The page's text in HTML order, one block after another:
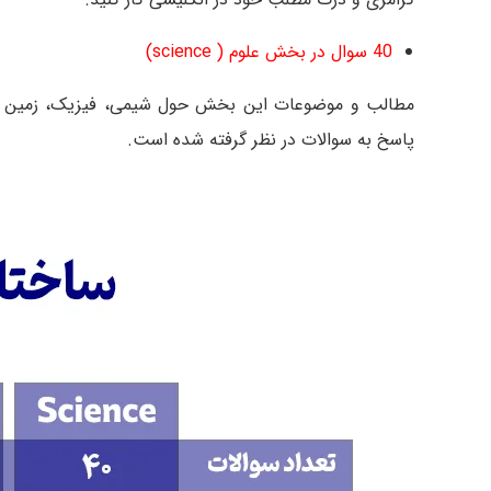
40 سوال در بخش علوم ( science)
پاسخ به سوالات در نظر گرفته شده است.